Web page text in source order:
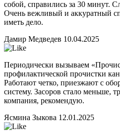
собой, справились за 30 минут.
Очень вежливый и аккуратный
иметь дело.
Дамир Медведев 10.04.2025
Периодически вызываем
профилактической прочистки
Работают четко, приезжают с
систему. Засоров стало меньше,
компания, рекомендую.
Ясмина Зыкова 12.01.2025